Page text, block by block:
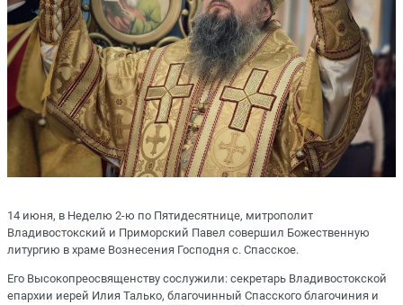
14 июня, в Неделю 2-ю по Пятидесятнице, митрополит
Владивостокский и Приморский Павел совершил Божественную
литургию в храме Вознесения Господня с. Спасское.
Его Высокопреосвященству сослужили: секретарь Владивостокской
епархии иерей Илия Талько, благочинный Спасского благочиния и